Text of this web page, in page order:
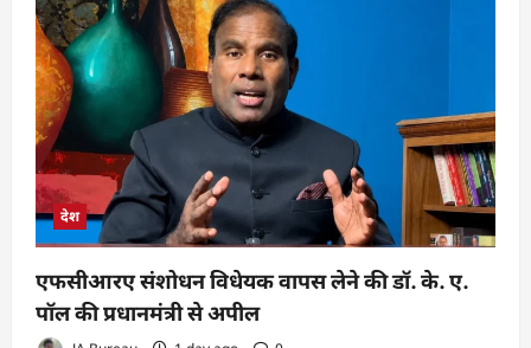
देश
एफसीआरए संशोधन विधेयक वापस लेने की डॉ. के. ए.
पॉल की प्रधानमंत्री से अपील